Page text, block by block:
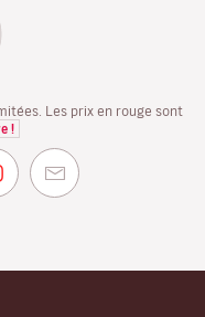
Les prix en rouge sont
!